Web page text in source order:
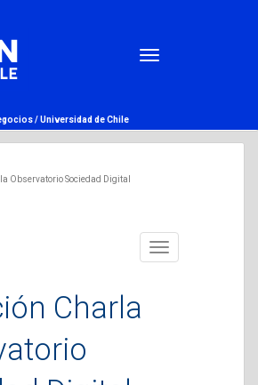
/Universidad de Chile
Observatorio Sociedad Digital
Toggle
Charla